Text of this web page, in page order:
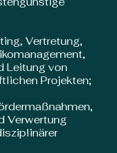
Vertretung,
Leitung von
Projekten;
Verwertung